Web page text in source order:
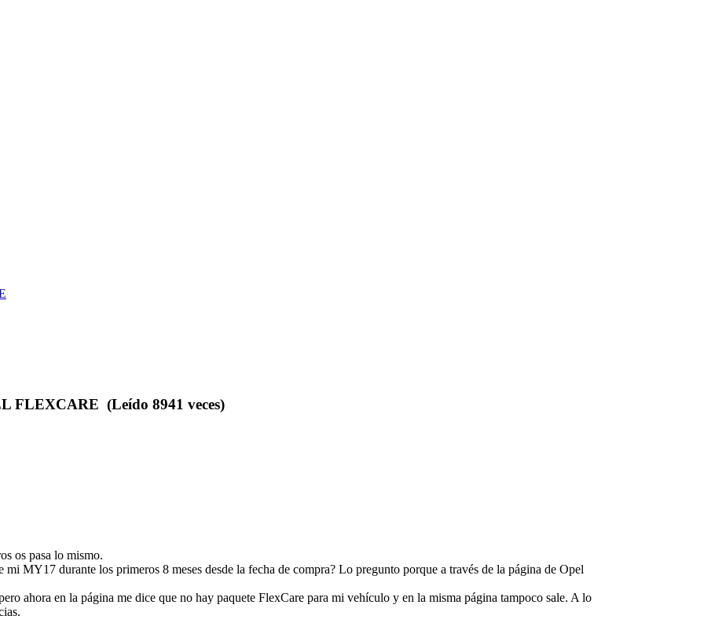
FLEXCARE (Leído 8941 veces)
os pasa lo mismo.
MY17 durante los primeros 8 meses desde la fecha de compra? Lo pregunto porque a través de la página de Opel
ahora en la página me dice que no hay paquete FlexCare para mi vehículo y en la misma página tampoco sale. A lo